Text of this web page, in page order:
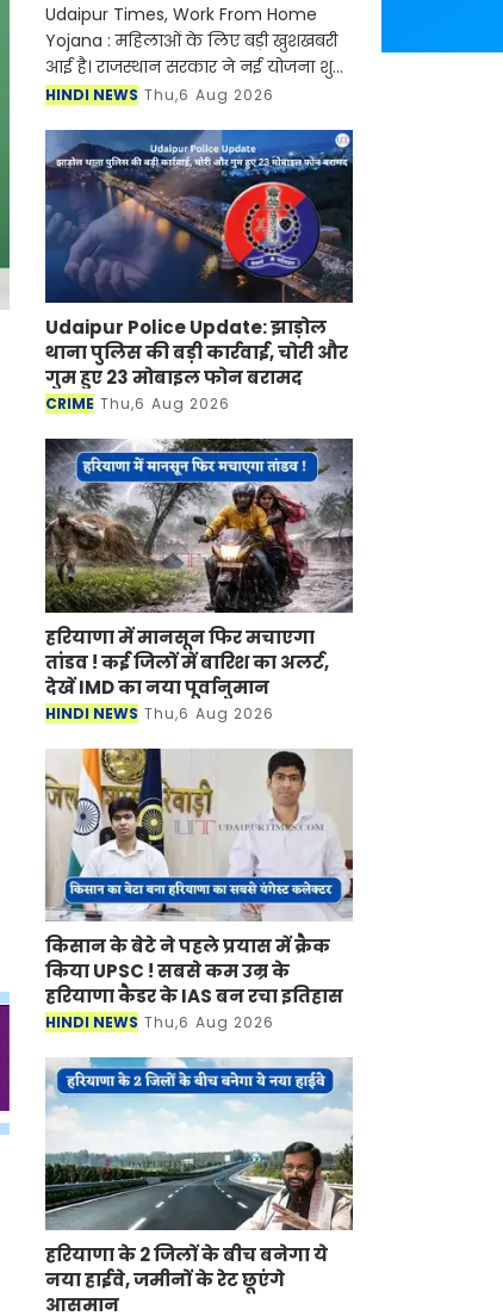
Udaipur Times, Work From Home
Yojana : महिलाओं के लिए बड़ी खुशखबरी
आई है। राजस्थान सरकार ने नई योजना शुरू
की है जिसके तहत अब महिलाओं को घर बैठे
अनुसार सरकार द्वारा चला
HINDI NEWS Thu,6 Aug 2026
Udaipur Police Update: झाड़ोल
थाना पुलिस की बड़ी कार्रवाई, चोरी और
गुम हुए 23 मोबाइल फोन बरामद
CRIME Thu,6 Aug 2026
हरियाणा में मानसून फिर मचाएगा
तांडव ! कई जिलों में बारिश का अलर्ट,
देखें IMD का नया पूर्वानुमान
HINDI NEWS Thu,6 Aug 2026
किसान के बेटे ने पहले प्रयास में क्रैक
किया UPSC ! सबसे कम उम्र के
हरियाणा कैडर के IAS बन रचा इतिहास
HINDI NEWS Thu,6 Aug 2026
हरियाणा के 2 जिलों के बीच बनेगा ये
नया हाईवे, जमीनों के रेट छूएंगे
आसमान